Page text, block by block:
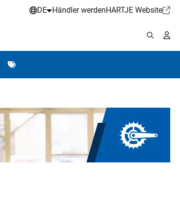
DE Händler werdenHARTJE Website
Marken